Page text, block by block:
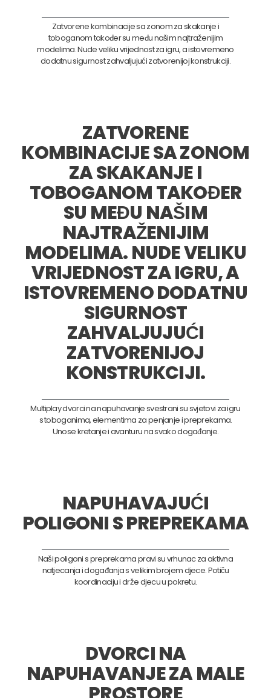
Zatvorene kombinacije sa zonom za skakanje i
toboganom također su među našim najtraženijim
modelima. Nude veliku vrijednost za igru, a istovremeno
dodatnu sigurnost zahvaljujući zatvorenijoj konstrukciji.
ZATVORENE
KOMBINACIJE SA ZONOM
ZA SKAKANJE I
TOBOGANOM TAKOĐER
SU MEĐU NAŠIM
NAJTRAŽENIJIM
MODELIMA. NUDE VELIKU
VRIJEDNOST ZA IGRU, A
ISTOVREMENO DODATNU
SIGURNOST
ZAHVALJUJUĆI
ZATVORENIJOJ
KONSTRUKCIJI.
Multiplay dvorci na napuhavanje svestrani su svjetovi za igru
s toboganima, elementima za penjanje i preprekama.
Unose kretanje i avanturu na svako događanje.
NAPUHAVAJUĆI
POLIGONI S PREPREKAMA
Naši poligoni s preprekama pravi su vrhunac za aktivna
natjecanja i događanja s velikim brojem djece. Potiču
koordinaciju i drže djecu u pokretu.
DVORCI NA
NAPUHAVANJE ZA MALE